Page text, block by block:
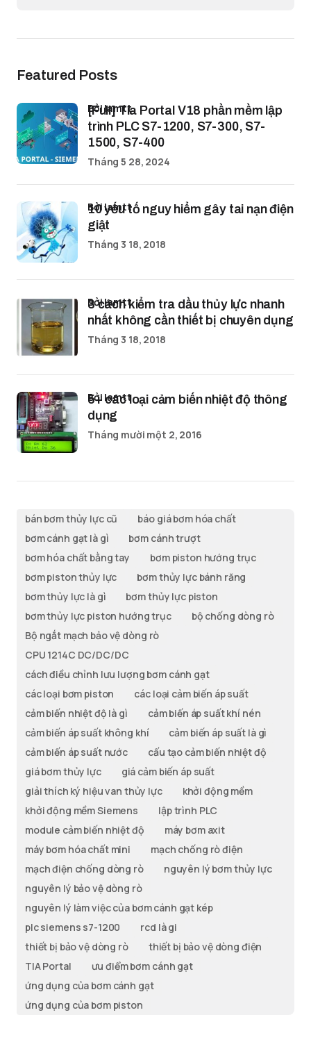
Featured Posts
[Full] Tia Portal V18 phần mềm lập
trình PLC S7-1200, S7-300, S7-
1500, S7-400
bởi lamtt
Tháng 5 28, 2024
10 yếu tố nguy hiểm gây tai nạn điện
giật
bởi lamtt
Tháng 3 18, 2018
3 cách kiểm tra dầu thủy lực nhanh
nhất không cần thiết bị chuyên dụng
bởi lamtt
Tháng 3 18, 2018
5+ các loại cảm biến nhiệt độ thông
dụng
bởi lamtt
Tháng mười một 2, 2016
bán bơm thủy lực cũ
báo giá bơm hóa chất
bơm cánh gạt là gì
bơm cánh trượt
bơm hóa chất bằng tay
bơm piston hướng trục
bơm piston thủy lực
bơm thủy lực bánh răng
bơm thủy lực là gì
bơm thủy lực piston
bơm thủy lực piston hướng trục
bộ chống dòng rò
Bộ ngắt mạch bảo vệ dòng rò
CPU 1214C DC/DC/DC
cách điều chỉnh lưu lượng bơm cánh gạt
các loại bơm piston
các loại cảm biến áp suất
cảm biến nhiệt độ là gì
cảm biến áp suất khí nén
cảm biến áp suất không khí
cảm biến áp suất là gì
cảm biến áp suất nước
cấu tạo cảm biến nhiệt độ
giá bơm thủy lực
giá cảm biến áp suất
giải thích ký hiệu van thủy lực
khởi động mềm
khởi động mềm Siemens
lập trình PLC
module cảm biến nhiệt độ
máy bơm axit
máy bơm hóa chất mini
mạch chống rò điện
mạch điện chống dòng rò
nguyên lý bơm thủy lực
nguyên lý bảo vệ dòng rò
nguyên lý làm việc của bơm cánh gạt kép
plc siemens s7-1200
rcd là gi
thiết bị bảo vệ dòng rò
thiết bị bảo vệ dòng điện
TIA Portal
ưu điểm bơm cánh gạt
ứng dụng của bơm cánh gạt
ứng dụng của bơm piston